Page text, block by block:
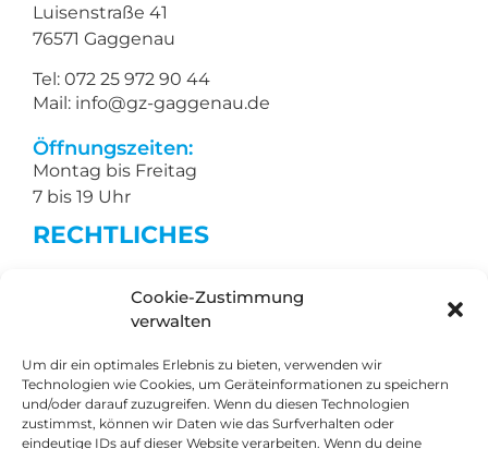
Cookie-Zustimmung
verwalten
Um dir ein optimales Erlebnis zu bieten, verwenden wir
Technologien wie Cookies, um Geräteinformationen zu speichern
und/oder darauf zuzugreifen. Wenn du diesen Technologien
zustimmst, können wir Daten wie das Surfverhalten oder
eindeutige IDs auf dieser Website verarbeiten. Wenn du deine
Luisenstraße 41
76571 Gaggenau
Tel: 072 25 972 90 44
Mail: info@gz-gaggenau.de
Öffnungszeiten:
Montag bis Freitag
7 bis 19 Uhr
RECHTLICHES
Impressum
Datenschutz
TERMIN
BUCHEN